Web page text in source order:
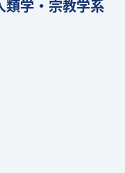
類学・宗教学系